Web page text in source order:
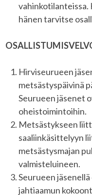
vahinkotilanteissa.
hänen tarvitse
Hirviseurueen
metsästyspäivinä
Seurueen jäsenet
oheistoimintoihin.
Metsästykseen
saaliinkäsittelyyn
metsästysmajan
valmisteluineen.
Seurueen
jahtiaamun